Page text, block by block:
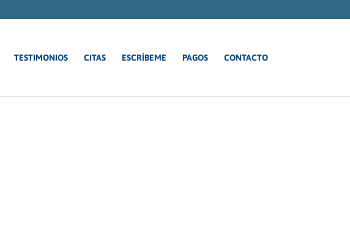
TESTIMONIOS CITAS ESCRÍBEME PAGOS CONTACTO